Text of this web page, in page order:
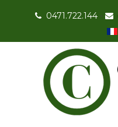
0471.722.144-